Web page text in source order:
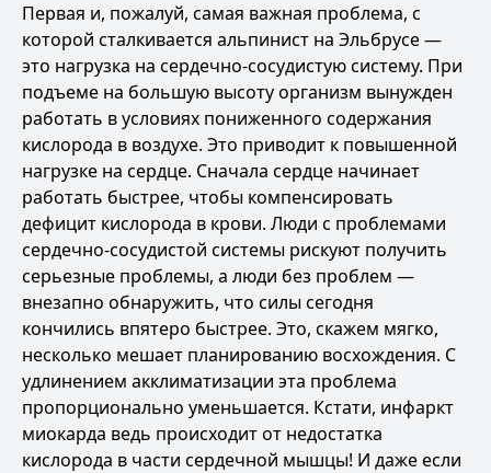
Первая и, пожалуй, самая важная проблема, с
которой сталкивается альпинист на Эльбрусе —
это нагрузка на сердечно-сосудистую систему. При
подъеме на большую высоту организм вынужден
работать в условиях пониженного содержания
кислорода в воздухе. Это приводит к повышенной
нагрузке на сердце. Сначала сердце начинает
работать быстрее, чтобы компенсировать
дефицит кислорода в крови. Люди с проблемами
сердечно-сосудистой системы рискуют получить
серьезные проблемы, а люди без проблем —
внезапно обнаружить, что силы сегодня
кончились впятеро быстрее. Это, скажем мягко,
несколько мешает планированию восхождения. С
удлинением акклиматизации эта проблема
пропорционально уменьшается. Кстати, инфаркт
миокарда ведь происходит от недостатка
кислорода в части сердечной мышцы! И даже если